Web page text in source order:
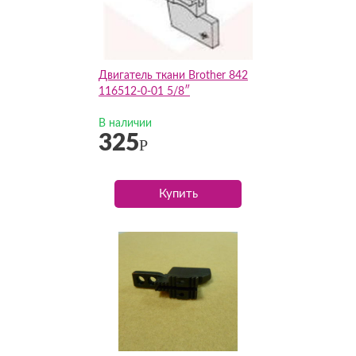
Двигатель ткани Brother 842
116512-0-01 5/8″
В наличии
325Р
Купить